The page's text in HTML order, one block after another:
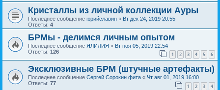
Кристаллы из личной коллекции Ауры
Последнее сообщение юрийславин « Вт дек 24, 2019 20:55
Ответы: 4
БРМы - делимся личным опытом
Последнее сообщение ЯЛИЛИЯ « Вт ноя 05, 2019 22:54
Ответы: 126 1 2 3 4 5 6
Эксклюзивные БРМ (штучные артефакты)
Последнее сообщение Сергей Сорокин фита « Чт авг 01, 2019 16:00
Ответы: 77 1 2 3 4